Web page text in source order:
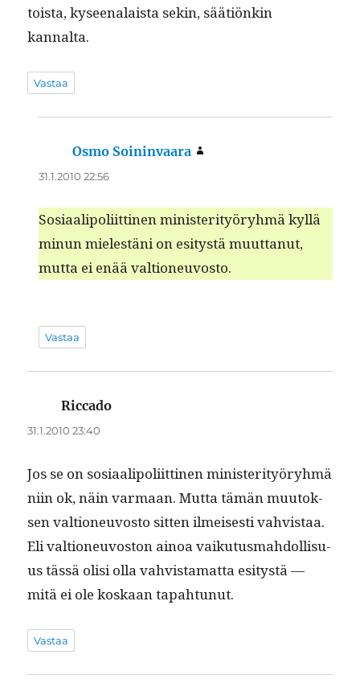
toista, kyseenalaista sekin, säätiönkin
kannalta.
Vastaa
Osmo Soininvaara
31.1.2010 22:56
Sosi­aalipoli­it­ti­nen min­is­ter­i­työryh­mä kyl­lä
min­un mielestäni on esi­tys­tä muut­tanut,
mut­ta ei enää valtioneuvosto.
Vastaa
Riccado
31.1.2010 23:40
Jos se on sosi­aalipoli­it­ti­nen min­is­ter­i­työryh­mä
niin ok, näin var­maan. Mut­ta tämän muu­tok­
sen val­tioneu­vos­to sit­ten ilmeis­es­ti vahvis­taa.
Eli val­tioneu­vos­ton ain­oa vaiku­tus­mah­dol­lisu­
us tässä olisi olla vahvis­ta­mat­ta esi­tys­tä —
mitä ei ole koskaan tapahtunut.
Vastaa